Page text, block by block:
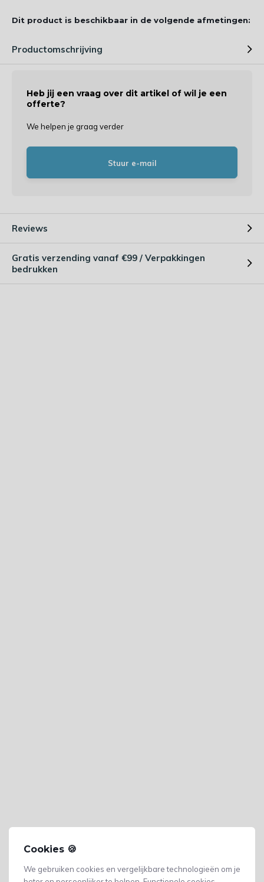
Cookies 🍪
We gebruiken cookies en vergelijkbare technologieën om je
Dit product is beschikbaar in de volgende afmetingen:
Productomschrijving
Heb jij een vraag over dit artikel of wil je een
offerte?
We helpen je graag verder
Stuur e-mail
Reviews
Gratis verzending vanaf €99 / Verpakkingen
bedrukken